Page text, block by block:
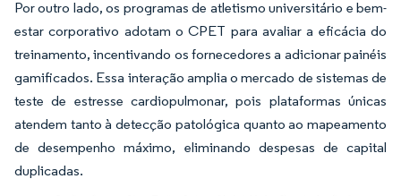
Por outro lado, os programas de atletismo universitário e bem-
estar corporativo adotam o CPET para avaliar a eficácia do
treinamento, incentivando os fornecedores a adicionar painéis
gamificados. Essa interação amplia o mercado de sistemas de
teste de estresse cardiopulmonar, pois plataformas únicas
atendem tanto à detecção patológica quanto ao mapeamento
de desempenho máximo, eliminando despesas de capital
duplicadas.